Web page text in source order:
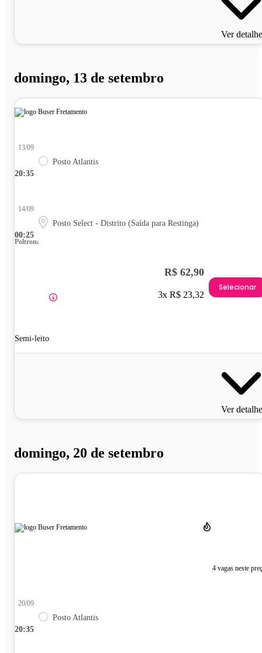
Ver
domingo, 13 de setembro
20:35
13/09
Posto Atlantis
00:25
14/09
Posto Select - Distrito (Saída para Restinga)
Poltrona
Semi-leito
R$ 62,90
3x R$ 23,32
Selecionar
Ver
domingo, 20 de setembro
4 vagas neste
20:35
20/09
Posto Atlantis